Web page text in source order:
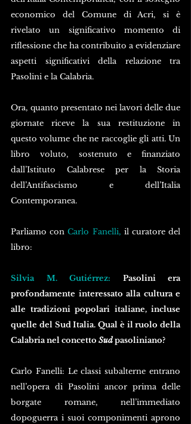
economico del Comune di Acri, si è
rivelato un significativo momento di
riflessione che ha contribuito a evidenziare
aspetti significativi della relazione tra
Pasolini e la Calabria.
Ora, quanto presentato nei lavori delle due
giornate riceve la sua restituzione in
questo volume che ne raccoglie gli atti. Un
libro voluto, sostenuto e finanziato
dall’Istituto Calabrese per la Storia
dell’Antifascismo e dell’Italia
Contemporanea.
Parliamo con Carlo Fanelli, il curatore del
libro:
Silvia M. Gutiérrez: Pasolini era
profondamente interessato alla cultura e
alle tradizioni popolari italiane, incluse
quelle del Sud Italia. Qual è il ruolo della
Calabria nel concetto Sud pasoliniano?
Carlo Fanelli: Le classi subalterne entrano
nell’opera di Pasolini ancor prima delle
borgate romane, nell’immediato
dopoguerra i suoi componimenti aprono